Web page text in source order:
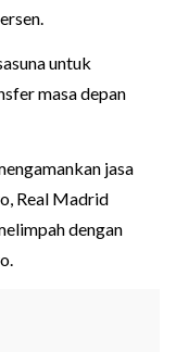
untuk
masa depan
jasa
Real Madrid
dengan